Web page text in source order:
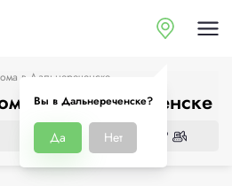
Вы в Дальнереченске?
Да Нет
в Дальнереченске
в Дальнереченске
Нужен демонтаж?